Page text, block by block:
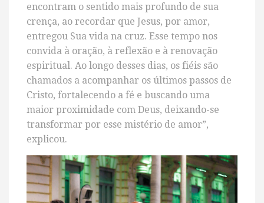
encontram o sentido mais profundo de sua
crença, ao recordar que Jesus, por amor,
entregou Sua vida na cruz. Esse tempo nos
convida à oração, à reflexão e à renovação
espiritual. Ao longo desses dias, os fiéis são
chamados a acompanhar os últimos passos de
Cristo, fortalecendo a fé e buscando uma
maior proximidade com Deus, deixando-se
transformar por esse mistério de amor”,
explicou.